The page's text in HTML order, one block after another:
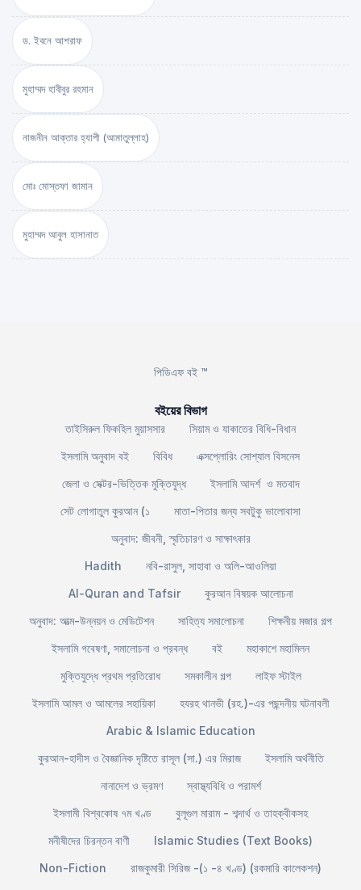
ড. ইবনে আশরাফ
মুহাম্মদ হাবীবুর রহমান
নাজনীন আক্তার হ্যাপী (আমাতুল্লাহ)
মোঃ মোস্তফা জামান
মুহাম্মদ আবুল হাসানাত
পিডিএফ বই ™
বইয়ের বিভাগ
তাইসিরুল ফিকহিল মুয়াসসার
সিয়াম ও যাকাতের বিধি-বিধান
ইসলামি অনুবাদ বই
বিবিধ
এক্সপ্লোরিং সোশ্যাল বিসনেস
জেলা ও সেক্টর-ভিত্তিক মুক্তিযুদ্ধ
ইসলামি আদর্শ ও মতবাদ
সেট লোগাতুল কুরআন (১
মাতা-পিতার জন্য সবটুকু ভালোবাসা
অনুবাদ: জীবনী, স্মৃতিচারণ ও সাক্ষাৎকার
Hadith
নবি-রাসুল, সাহাবা ও অলি-আওলিয়া
Al-Quran and Tafsir
কুরআন বিষয়ক আলোচনা
অনুবাদ: আত্ম-উন্নয়ন ও মেডিটেশন
সাহিত্য সমালোচনা
শিক্ষনীয় মজার গল্প
ইসলামি গবেষণা, সমালোচনা ও প্রবন্ধ
বই
মহাকাশে মহামিলন
মুক্তিযুদ্ধে প্রথম প্রতিরোধ
সমকালীন গল্প
লাইফ স্টাইল
ইসলামি আমল ও আমলের সহায়িকা
হযরহ থানভী (রহ.)-এর পছন্দনীয় ঘটনাবলী
Arabic & Islamic Education
কুরআন-হাদীস ও বৈজ্ঞানিক দৃষ্টিতে রাসূল (সা.) এর মিরাজ
ইসলামি অর্থনীতি
নানাদেশ ও ভ্রমণ
স্বাস্থ্যবিধি ও পরামর্শ
ইসলামী বিশ্বকোষ ৭ম খণ্ড
বুলূগুল মারাম - শব্দার্থ ও তাহক্বীকসহ
মনীষীদের চিরন্তন বাণী
Islamic Studies (Text Books)
Non-Fiction
রাজকুমারী সিরিজ -(১ -৪ খণ্ড) (রকমারি কালেকশন)